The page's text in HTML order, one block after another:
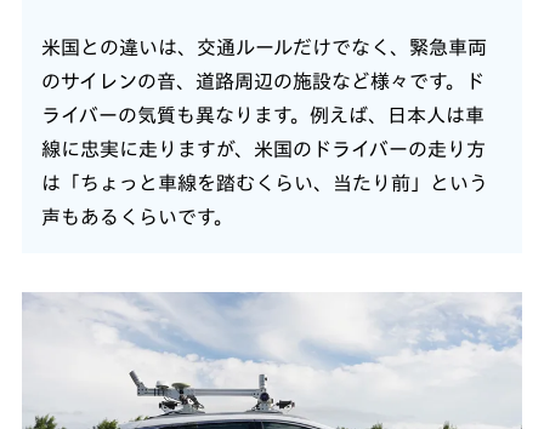
米国との違いは、交通ルールだけでなく、緊急車両
のサイレンの音、道路周辺の施設など様々です。ド
ライバーの気質も異なります。例えば、日本人は車
線に忠実に走りますが、米国のドライバーの走り方
は「ちょっと車線を踏むくらい、当たり前」という
声もあるくらいです。